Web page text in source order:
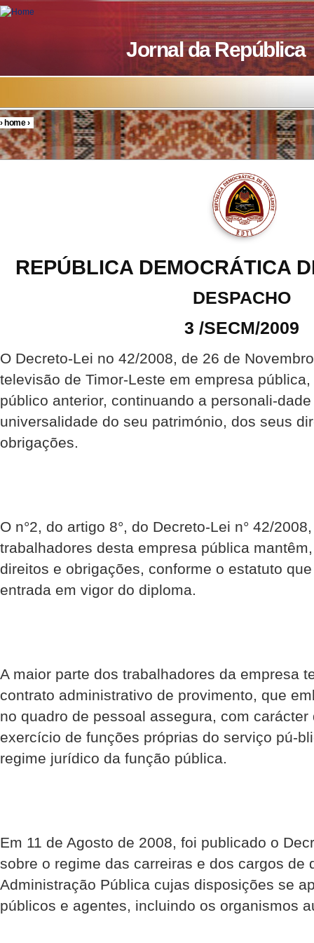
Skip to main content
Jornal da República
You are here
›home›
REPÚBLICA DEMOCRÁTICA
DESPACHO
3 /SECM/2009
O Decreto-Lei no 42/2008, de 26 de
televisão de Timor-Leste em empresa
público anterior, continuando a personali-
universalidade do seu património, dos seus
obrigações.
O n°2, do artigo 8°, do Decreto-Lei n° 42/
trabalhadores desta empresa pública
direitos e obrigações, conforme o estatuto
entrada em vigor do diploma.
A maior parte dos trabalhadores da empresa
contrato administrativo de provimento, que
no quadro de pessoal assegura, com
exercício de funções próprias do serviço pú-
regime jurídico da função pública.
Em 11 de Agosto de 2008, foi publicado o
sobre o regime das carreiras e dos cargos de
Administração Pública cujas disposições se
públicos e agentes, incluindo os organismos